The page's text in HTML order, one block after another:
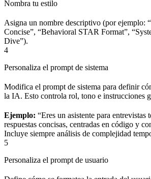
Nombra tu estilo
Asigna un nombre descriptivo (por ejemplo:
Concise”, “Behavioral STAR Format”,
Dive”).
4
Personaliza el prompt de sistema
Modifica el prompt de sistema para definir
la IA. Esto controla rol, tono e instrucciones
Ejemplo: “Eres un asistente para entrevistas
respuestas concisas, centradas en código y
Incluye siempre análisis de complejidad
5
Personaliza el prompt de usuario